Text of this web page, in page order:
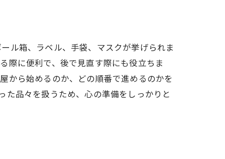
ル箱、ラベル、手袋、マスクが挙げられま
際に便利で、後で見直す際にも役立ちま
から始めるのか、どの順番で進めるのかを
た品々を扱うため、心の準備をしっかりと